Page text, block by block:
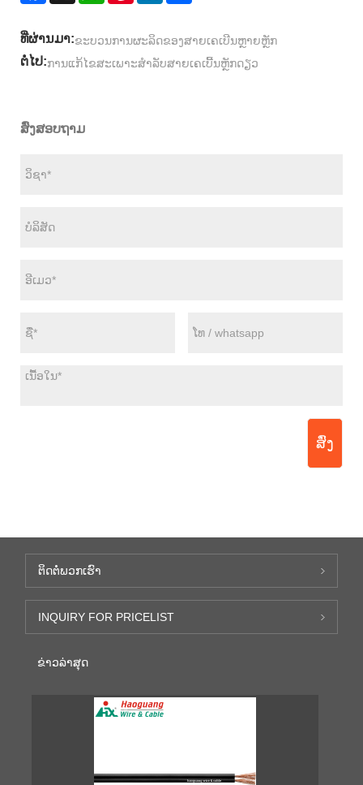
ທີ່ຜ່ານມາ:ຂະບວນການຜະລິດຂອງສາຍເຄເບີນຫຼາຍຫຼັກ
ຕໍ່ໄປ:ການແກ້ໄຂສະເພາະສໍາລັບສາຍເຄເບີ້ນຫຼັກດຽວ
ສົ່ງສອບຖາມ
ສົ່ງ
ຕິດ​ຕໍ່​ພວກ​ເຮົາ
INQUIRY FOR PRICELIST
ຂ່າວ​ລ່າ​ສຸດ